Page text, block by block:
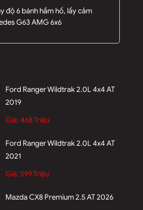
độ 6 bánh hầm hố, lấy cảm
G63 AMG 6x6
Ford Ranger Wildtrak 2.0L 4x4 AT
2019
Giá: 468 Triệu
Ford Ranger Wildtrak 2.0L 4x4 AT
2021
Giá: 599 Triệu
Mazda CX8 Premium 2.5 AT 2026